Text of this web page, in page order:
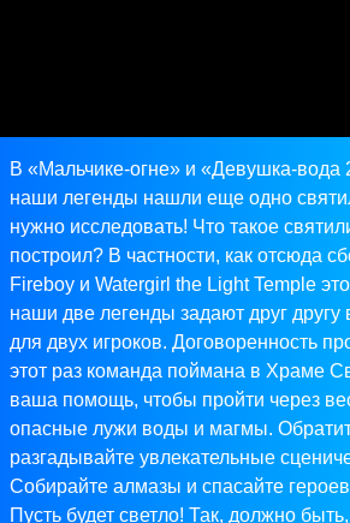
В «Мальчике-огне» и «Девушка-вода
наши легенды нашли еще одно
нужно исследовать! Что такое
построил? В частности, как отсюда
Fireboy и Watergirl the Light Temple
наши две легенды задают друг
для двух игроков. Договоренность
этот раз команда поймана в Храме
ваша помощь, чтобы пройти через
опасные лужи воды и магмы.
разгадывайте увлекательные
Собирайте алмазы и спасайте
Пусть будет светло! Так, должно